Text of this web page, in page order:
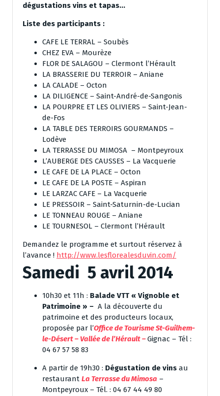
dégustations vins et tapas…
Liste des participants :
CAFE LE TERRAL – Soubès
CHEZ EVA – Mourèze
FLOR DE SALAGOU – Clermont l’Hérault
LA BRASSERIE DU TERROIR – Aniane
LA CALADE – Octon
LA DILIGENCE – Saint-André-de-Sangonis
LA POURPRE ET LES OLIVIERS – Saint-Jean-
de-Fos
LA TABLE DES TERROIRS GOURMANDS –
Lodève
LA TERRASSE DU MIMOSA – Montpeyroux
L’AUBERGE DES CAUSSES – La Vacquerie
LE CAFE DE LA PLACE – Octon
LE CAFE DE LA POSTE – Aspiran
LE LARZAC CAFE – La Vacquerie
LE PRESSOIR – Saint-Saturnin-de-Lucian
LE TONNEAU ROUGE – Aniane
LE TOURNESOL – Clermont l’Hérault
Demandez le programme et surtout réservez à
l’avance ! http://www.lesflorealesduvin.com/
Samedi 5 avril 2014
10h30 et 11h : Balade VTT « Vignoble et
Patrimoine » – A la découverte du
patrimoine et des producteurs locaux,
proposée par l’Office de Tourisme St-Guilhem-
le-Désert – Vallée de l’Hérault–Gignac – Tél :
04 67 57 58 83
A partir de 19h30 : Dégustation de vins au
restaurant La Terrasse du Mimosa –
Montpeyroux – Tél. : 04 67 44 49 80